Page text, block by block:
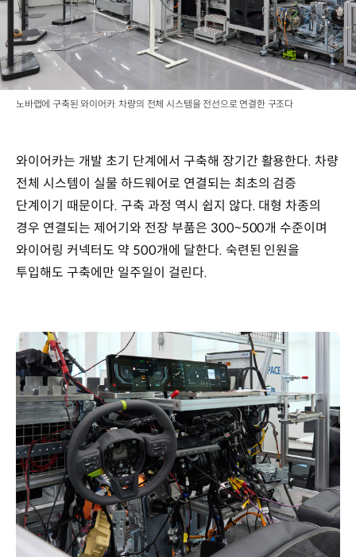
노바랩에 구축된 와이어카. 차량의 전체 시스템을 전선으로 연결한 구조다
와이어카는 개발 초기 단계에서 구축해 장기간 활용한다. 차량
전체 시스템이 실물 하드웨어로 연결되는 최초의 검증
단계이기 때문이다. 구축 과정 역시 쉽지 않다. 대형 차종의
경우 연결되는 제어기와 전장 부품은 300~500개 수준이며
와이어링 커넥터도 약 500개에 달한다. 숙련된 인원을
투입해도 구축에만 일주일이 걸린다.